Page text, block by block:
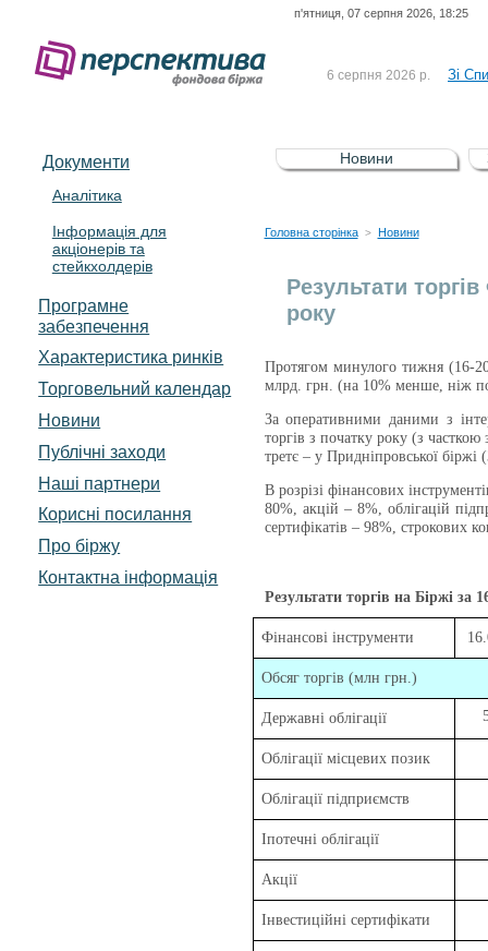
п'ятниця, 07 серпня 2026, 18:25
6 серпня 2026 р. Зі
5 серпня 2026 р.
Зі
UA4000232607)
4 серпня 2026 р.
Документи
Аналітика
Інформація для
акціонерів та
стейкхолдерів
Програмне
забезпечення
Характеристика pинків
Торговельний календар
Новини
Публічні заходи
Наші партнери
Корисні посилання
Про біржу
Контактна інформація
Новини
Головна сторінка > Новини
Результати
року
Протягом минулого тижня (16-
млрд. грн. (на 10% менше, ніж
За оперативними даними з
торгів з початку року (з
третє – у Придніпровської біржі
В розрізі фінансових
80%, акцій – 8%, облігацій
сертифікатів – 98%, строкових
Результати торгів на Біржі за
Фінансові інструменти 16
Обсяг торгів (млн грн.)
Державні облігації
Облігації місцевих позик
Облігації підприємств
Іпотечні облігації
Акції
Інвестиційні сертифікати